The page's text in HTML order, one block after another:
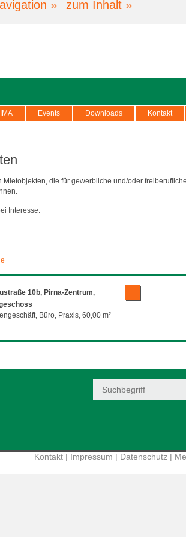
» zum Inhalt »
Events Downloads Kontakt
Mietobjekten, die für gewerbliche und/oder freiberufliche
Interesse.
10b, Pirna-Zentrum,
Büro, Praxis, 60,00 m²
Kontakt | Impressum | Datenschutz |